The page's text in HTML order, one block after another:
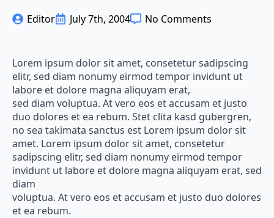
Editor July 7th, 2004 No Comments
Lorem ipsum dolor sit amet, consetetur sadipscing
elitr, sed diam nonumy eirmod tempor invidunt ut
labore et dolore magna aliquyam erat,
sed diam voluptua. At vero eos et accusam et justo
duo dolores et ea rebum. Stet clita kasd gubergren,
no sea takimata sanctus est Lorem ipsum dolor sit
amet. Lorem ipsum dolor sit amet, consetetur
sadipscing elitr, sed diam nonumy eirmod tempor
invidunt ut labore et dolore magna aliquyam erat, sed
diam
voluptua. At vero eos et accusam et justo duo dolores
et ea rebum.